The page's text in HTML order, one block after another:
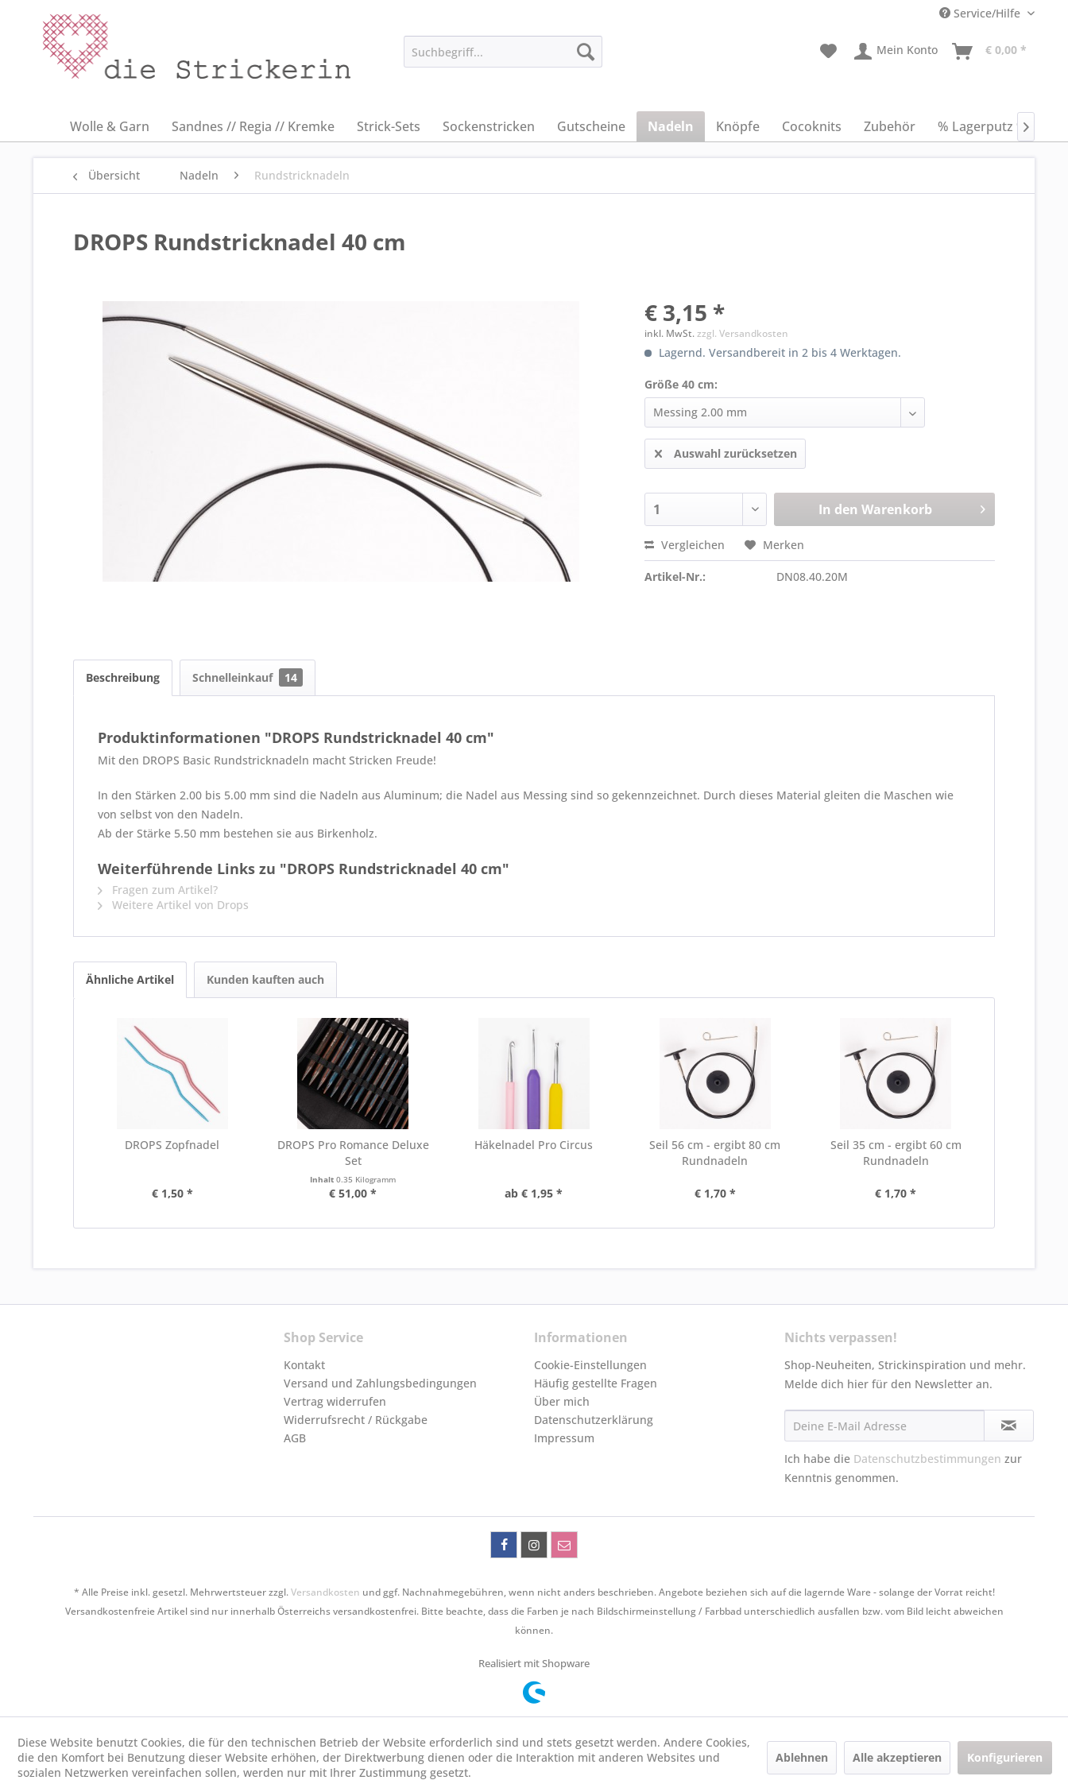
Service/Hilfe
Mein Konto € 0,00 *
Wolle & Garn Sandnes // Regia // Kremke Strick-Sets Sockenstricken Gutscheine Nadeln Knöpfe Cocoknits Zubehör % Lagerputz %
Übersicht Nadeln Rundstricknadeln
DROPS Rundstricknadel 40 cm
€ 3,15 *
inkl. MwSt.zzgl. Versandkosten
Lagernd. Versandbereit in 2 bis 4 Werktagen.
Größe 40 cm:
Auswahl zurücksetzen
In den Warenkorb
Vergleichen Merken
Artikel-Nr.: DN08.40.20M
Beschreibung Schnelleinkauf 14
Produktinformationen "DROPS Rundstricknadel 40 cm"
Mit den DROPS Basic Rundstricknadeln macht Stricken Freude!
In den Stärken 2.00 bis 5.00 mm sind die Nadeln aus Aluminum; die Nadel aus Messing sind so gekennzeichnet. Durch dieses Material gleiten die Maschen wie
von selbst von den Nadeln.
Ab der Stärke 5.50 mm bestehen sie aus Birkenholz.
Weiterführende Links zu "DROPS Rundstricknadel 40 cm"
Fragen zum Artikel?
Weitere Artikel von Drops
Ähnliche Artikel Kunden kauften auch
DROPS Zopfnadel
€ 1,50 *
DROPS Pro Romance Deluxe
Set
Inhalt0.35 Kilogramm
€ 51,00 *
Häkelnadel Pro Circus
ab € 1,95 *
Seil 56 cm - ergibt 80 cm
Rundnadeln
€ 1,70 *
Seil 35 cm - ergibt 60 cm
Rundnadeln
€ 1,70 *
Shop Service
Kontakt
Versand und Zahlungsbedingungen
Vertrag widerrufen
Widerrufsrecht / Rückgabe
AGB
Informationen
Cookie-Einstellungen
Häufig gestellte Fragen
Über mich
Datenschutzerklärung
Impressum
Nichts verpassen!
Shop-Neuheiten, Strickinspiration und mehr.
Melde dich hier für den Newsletter an.
Ich habe die Datenschutzbestimmungen zur
Kenntnis genommen.
* Alle Preise inkl. gesetzl. Mehrwertsteuer zzgl.Versandkosten und ggf. Nachnahmegebühren, wenn nicht anders beschrieben. Angebote beziehen sich auf die lagernde Ware - solange der Vorrat reicht!
Versandkostenfreie Artikel sind nur innerhalb Österreichs versandkostenfrei. Bitte beachte, dass die Farben je nach Bildschirmeinstellung / Farbbad unterschiedlich ausfallen bzw. vom Bild leicht abweichen
können.
Realisiert mit Shopware
Diese Website benutzt Cookies, die für den technischen Betrieb der Website erforderlich sind und stets gesetzt werden. Andere Cookies,
die den Komfort bei Benutzung dieser Website erhöhen, der Direktwerbung dienen oder die Interaktion mit anderen Websites und
sozialen Netzwerken vereinfachen sollen, werden nur mit Ihrer Zustimmung gesetzt.
Ablehnen Alle akzeptieren Konfigurieren